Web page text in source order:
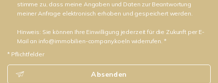
stimme zu, dass meine Angaben und Daten zur Beantwortung
meiner Anfrage elektronisch erhoben und gespeichert werden.
Hinweis: Sie können Ihre Einwilligung jederzeit für die Zukunft per E-
Mail an info@immobilien-company.koeln widerrufen. *
* Pflichtfelder
Absenden